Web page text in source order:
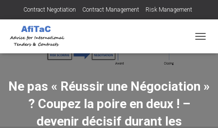
Contract Negotiation Contract Management Risk Management
Tendering for Contracts
Ne pas « Réussir une Négociation »
? Coupez la poire en deux ! –
devenir décisif durant les